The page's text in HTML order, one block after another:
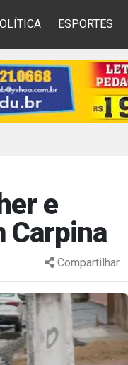
ESPORTES
e
Carpina
Compartilhar